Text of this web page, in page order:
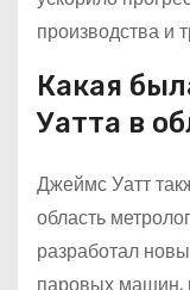
производства и
Какая
Уатта в
Джеймс Уатт
область
разработал